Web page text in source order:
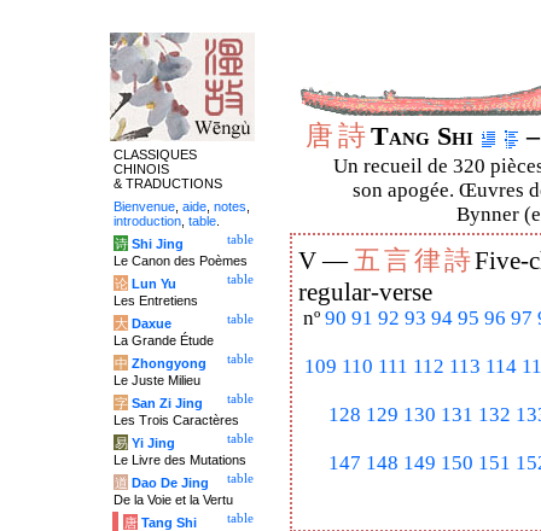
唐詩Tang Shi
Un recueil de 320
son apogée. Œuvres
Bynner
V —五言律詩Five-
regular-verse
nº 90 91 92 93 94 95 96 97
109 110 111 112 113 114
128 129 130 131 132
147 148 149 150 151
CLASSIQUES
CHINOIS
& TRADUCTIONS
Bienvenue aide notes
introduction table
table
诗 Shi Jing
Le Canon des Poèmes
table
论 Lun Yu
Les Entretiens
table
大 Daxue
La Grande Étude
table
中 Zhongyong
Le Juste Milieu
table
字 San Zi Jing
Les Trois Caractères
table
易 Yi Jing
Le Livre des Mutations
table
道 Dao De Jing
De la Voie et la Vertu
table
唐 Tang Shi